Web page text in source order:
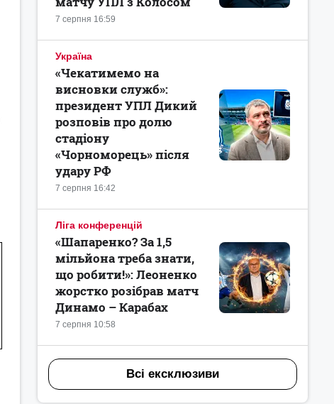
7 серпня 16:59
Україна
7 серпня 16:42
«Чекатимемо на
висновки служб»:
президент УПЛ Дикий
розповів про долю
стадіону
«Чорноморець» після
удару РФ
Ліга конференцій
7 серпня 10:58
«Шапаренко? За 1,5
мільйона треба знати,
що робити!»: Леоненко
жорстко розібрав матч
Динамо – Карабах
Всі ексклюзиви